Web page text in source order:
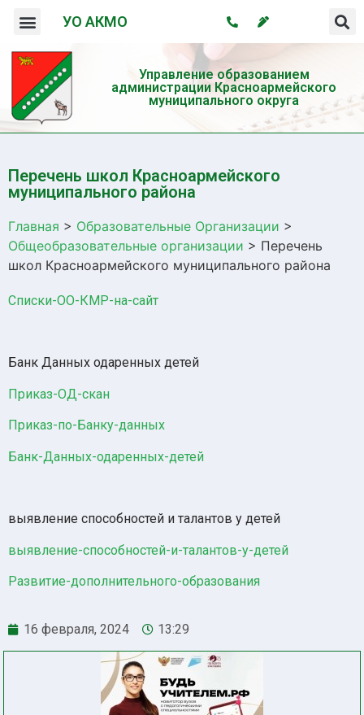
УО АКМО
Управление образованием
администрации Красноармейского
муниципального округа
Перечень школ Красноармейского
муниципального района
Главная > Образовательные Организации >
Общеобразовательные организации > Перечень
школ Красноармейского муниципального района
Списки-ОО-КМР-на-сайт
Банк Данных одаренных детей
Приказ-ОД-скан
Приказ-по-Банку-данных
Банк-Данных-одаренных-детей
выявление способностей и талантов у детей
выявление-способностей-и-талантов-у-детей
Развитие-дополнительного-образования
16 февраля, 2024 13:29